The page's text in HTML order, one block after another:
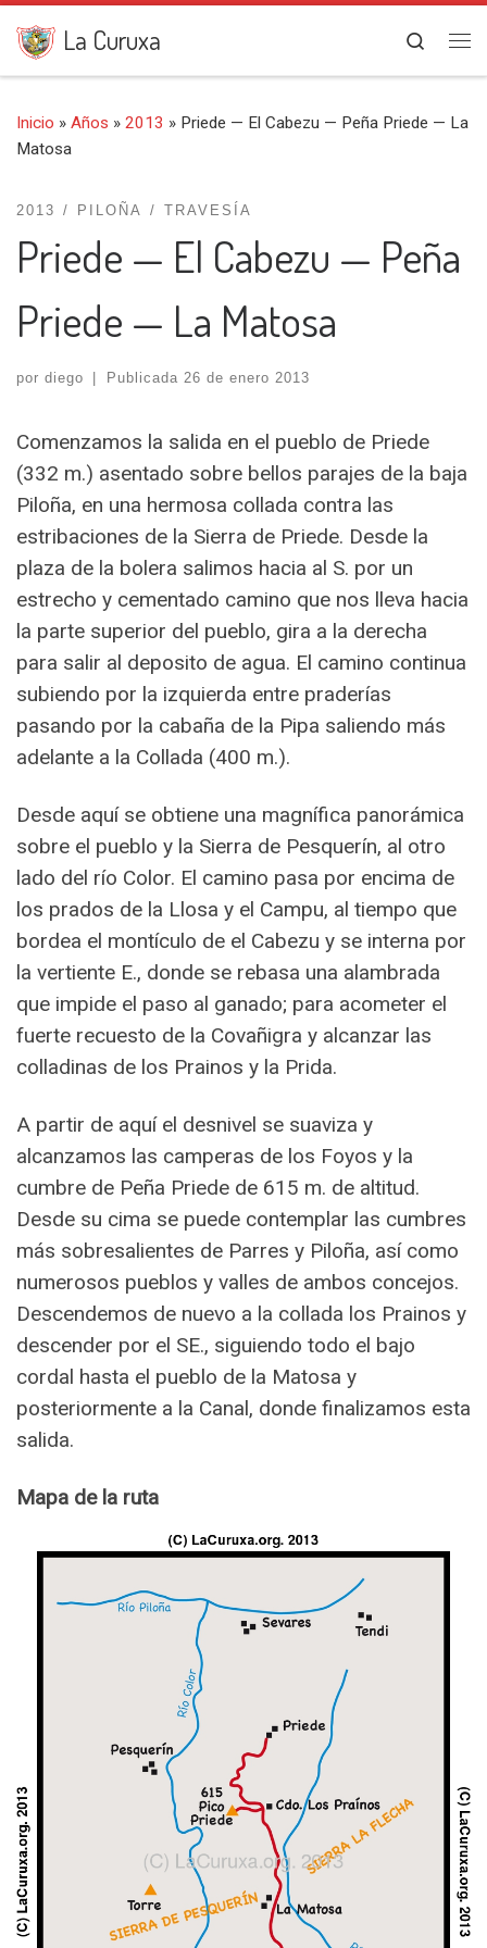
Saltar al contenido
La Curuxa
Search
Inicio » Años » 2013 » Priede — El Cabezu — Peña Priede — La
Matosa
2013 PILOÑA TRAVESÍA
Priede — El Cabezu — Peña
Priede — La Matosa
por diego Publicada 26 de enero 2013
Comenzamos la salida en el pueblo de Priede
(332 m.) asentado sobre bellos parajes de la baja
Piloña, en una hermosa collada contra las
estribaciones de la Sierra de Priede. Desde la
plaza de la bolera salimos hacia al S. por un
estrecho y cementado camino que nos lleva hacia
la parte superior del pueblo, gira a la derecha
para salir al deposito de agua. El camino continua
subiendo por la izquierda entre praderías
pasando por la cabaña de la Pipa saliendo más
adelante a la Collada (400 m.).
Desde aquí se obtiene una magnífica panorámica
sobre el pueblo y la Sierra de Pesquerín, al otro
lado del río Color. El camino pasa por encima de
los prados de la Llosa y el Campu, al tiempo que
bordea el montículo de el Cabezu y se interna por
la vertiente E., donde se rebasa una alambrada
que impide el paso al ganado; para acometer el
fuerte recuesto de la Covañigra y alcanzar las
colladinas de los Prainos y la Prida.
A partir de aquí el desnivel se suaviza y
alcanzamos las camperas de los Foyos y la
cumbre de Peña Priede de 615 m. de altitud.
Desde su cima se puede contemplar las cumbres
más sobresalientes de Parres y Piloña, así como
numerosos pueblos y valles de ambos concejos.
Descendemos de nuevo a la collada los Prainos y
descender por el SE., siguiendo todo el bajo
cordal hasta el pueblo de la Matosa y
posteriormente a la Canal, donde finalizamos esta
salida.
Mapa de la ruta